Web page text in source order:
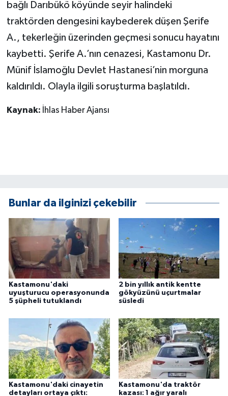
bağlı Darıbükö köyünde seyir halindeki
traktörden dengesini kaybederek düşen Şerife
A., tekerleğin üzerinden geçmesi sonucu hayatını
kaybetti. Şerife A.’nın cenazesi, Kastamonu Dr.
Münif İslamoğlu Devlet Hastanesi’nin morguna
kaldırıldı. Olayla ilgili soruşturma başlatıldı.
Kaynak: İhlas Haber Ajansı
Bunlar da ilginizi çekebilir
Kastamonu'daki
uyuşturucu operasyonunda
5 şüpheli tutuklandı
2 bin yıllık antik kentte
gökyüzünü uçurtmalar
süsledi
Kastamonu'daki cinayetin
detayları ortaya çıktı:
Kastamonu'da traktör
kazası: 1 ağır yaralı
Güvenlik
HABERDE İNSAN
İNSAN
İş Dünyası
MAGAZİN
Otomobil
POLİTİKA
Sağlık
SİYASET
SPOR HABERLERİ
TEKNOLOJİ
Turizm